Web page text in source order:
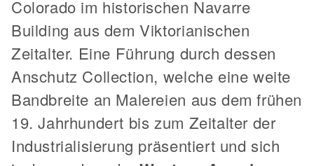
Colorado im historischen Navarre
Building aus dem Viktorianischen
Zeitalter. Eine Führung durch dessen
Anschutz Collection, welche eine weite
Bandbreite an Malereien aus dem frühen
19. Jahrhundert bis zum Zeitalter der
Industrialisierung präsentiert und sich